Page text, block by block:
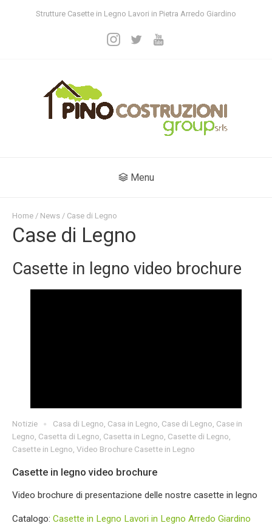
Strutture Casette in Legno Lavori in Pietra Arredo Giardino
Menu
Home / News / Case di Legno
Case di Legno
Casette in legno video brochure
Notizie Casa di Legno, Casa in Legno, Case di Legno, Case in
Legno, Casetta di Legno, Casetta in Legno, Casette di Legno,
Casette in Legno, Video Brochure Casette in Legno
Casette in legno video brochure
Video brochure di presentazione delle nostre casette in legno
Catalogo: Casette in Legno Lavori in Legno Arredo Giardino